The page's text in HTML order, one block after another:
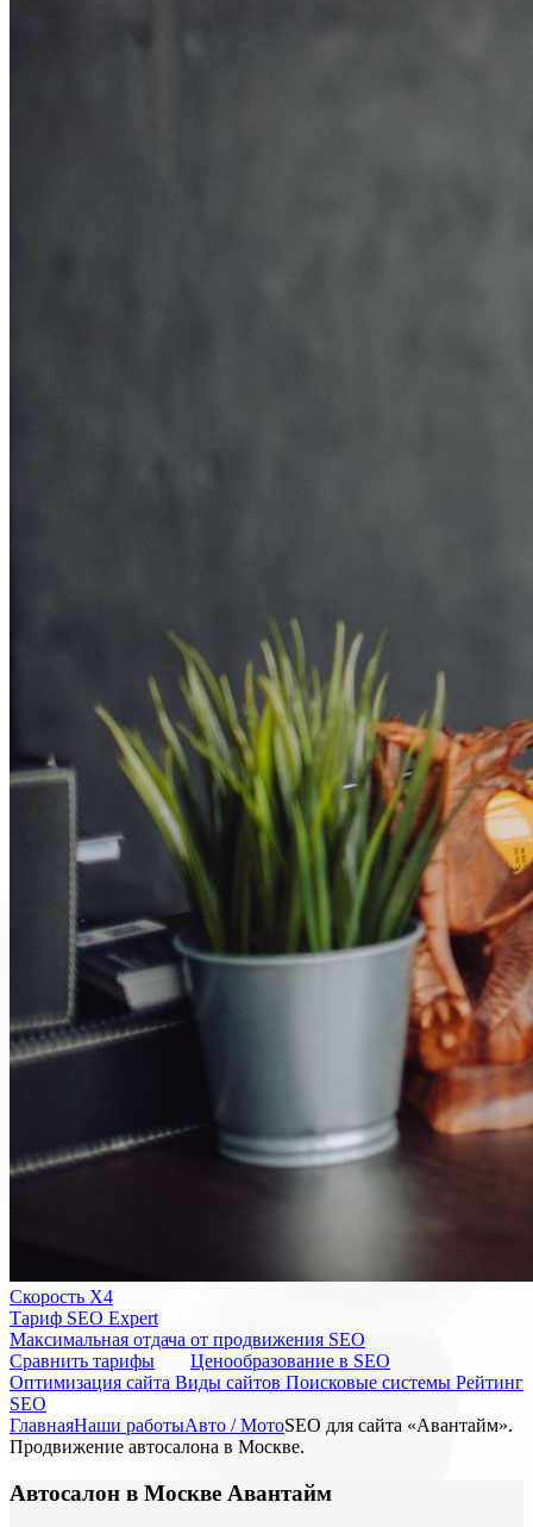
Скорость Х4
Тариф SEO Expert
Максимальная отдача от продвижения SEO
Cравнить тарифы
Ценообразование в SEO
Оптимизация сайта Виды сайтов Поисковые системы Рейтинг
SEO
ГлавнаяНаши работыАвто / МотоSEO для сайта «Авантайм».
Продвижение автосалона в Москве.
Автосалон в Москве Авантайм